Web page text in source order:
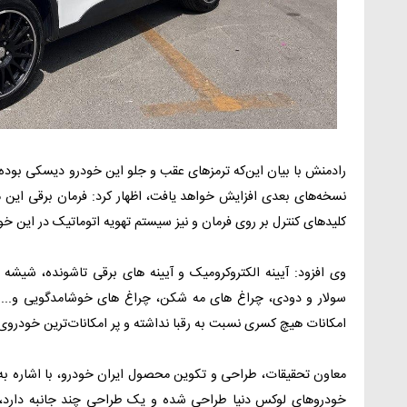
رادمنش با بیان این‌که ترمزهای عقب و جلو این خودرو دیسکی
نسخه‌های بعدی افزایش خواهد یافت، اظهار کرد: فرمان برقی
کلیدهای کنترل بر روی فرمان و نیز سیستم تهویه اتوماتیک در
وی افزود: آیینه الکتروکرومیک و آیینه های برقی تاشونده،
سولار و دودی، چراغ های مه شکن، چراغ های خوشامد‌گویی
امکانات هیچ کسری نسبت به رقبا نداشته و پر امکانات‌ترین
معاون تحقیقات، طراحی و تکوین محصول ایران خودرو، با اشاره
خودروهای لوکس دنیا طراحی شده و یک طراحی چند جانبه دارد‌،